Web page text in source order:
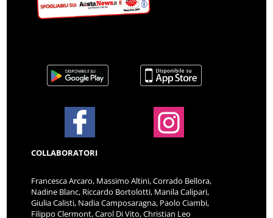
COLLABORATORI
Francesca Arcaro, Massimo Altini, Corrado Bellora,
Nadine Blanc, Riccardo Bortolotti, Manila Calipari,
Giulia Calisti, Nadia Camposaragna, Paolo Ciambi,
Filippo Clermont, Carol Di Vito, Christian Leo